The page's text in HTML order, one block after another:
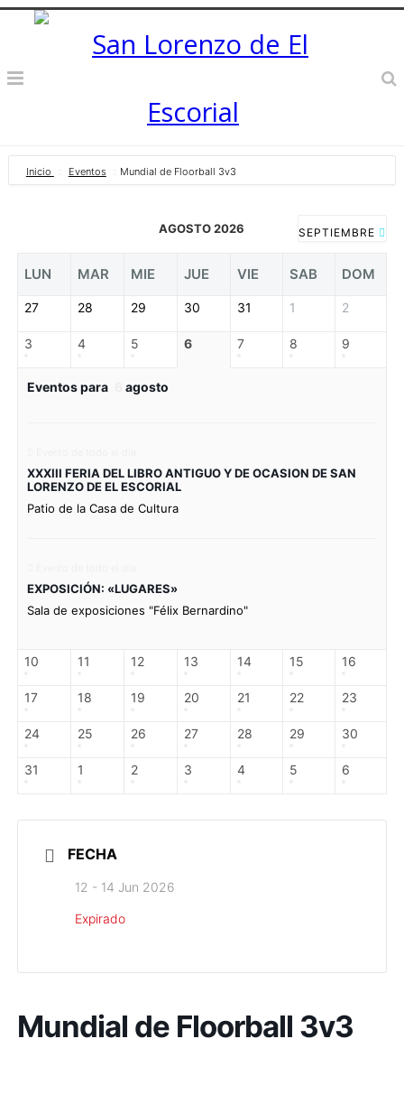
Inicio Eventos Mundial de Floorball 3v3
AGOSTO 2026 SEPTIEMBRE
LUN MAR MIE JUE VIE SAB DOM
27 28 29 30 31 1 2
3 4 5 6 7 8 9
Eventos para agosto
XXXIII FERIA DEL LIBRO ANTIGUO Y DE OCASION DE SAN
LORENZO DE EL ESCORIAL
Patio de la Casa de Cultura
EXPOSICIÓN: «LUGARES»
Sala de exposiciones "Félix Bernardino"
10 11 12 13 14 15 16
17 18 19 20 21 22 23
24 25 26 27 28 29 30
31 1 2 3 4 5 6
FECHA
12 - 14 Jun 2026
Expirado
Mundial de Floorball 3v3